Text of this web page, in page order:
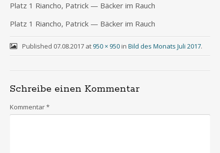
Platz 1 Riancho, Patrick — Bäcker im Rauch
Platz 1 Riancho, Patrick — Bäcker im Rauch
Published 07.08.2017at950 × 950in Bild des Monats Juli 2017.
Schreibe einen Kommentar
Kommentar*